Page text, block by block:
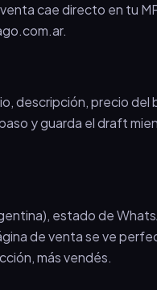
cae directo en tu
descripción, precio
y guarda el draft
estado de
de venta se ve
más vendés.